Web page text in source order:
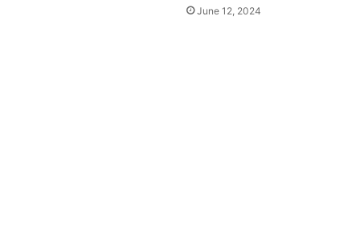
June 12, 2024